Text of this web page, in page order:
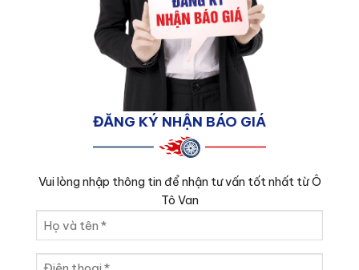
ĐĂNG KÝ NHẬN BÁO GIÁ
Vui lòng nhập thông tin để nhận tư vấn tốt nhất từ Ô
Tô Van
và
tên